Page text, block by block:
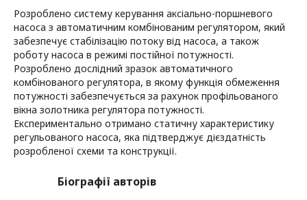
Розроблено систему керування аксіально-поршневого
насоса з автоматичним комбінованим регулятором, який
забезпечує стабілізацію потоку від насоса, а також
роботу насоса в режимі постійної потужності.
Розроблено дослідний зразок автоматичного
комбінованого регулятора, в якому функція обмеження
потужності забезпечується за рахунок профільованого
вікна золотника регулятора потужності.
Експериментально отримано статичну характеристику
регульованого насоса, яка підтверджує дієздатність
розробленої схеми та конструкції.
Біографії авторів